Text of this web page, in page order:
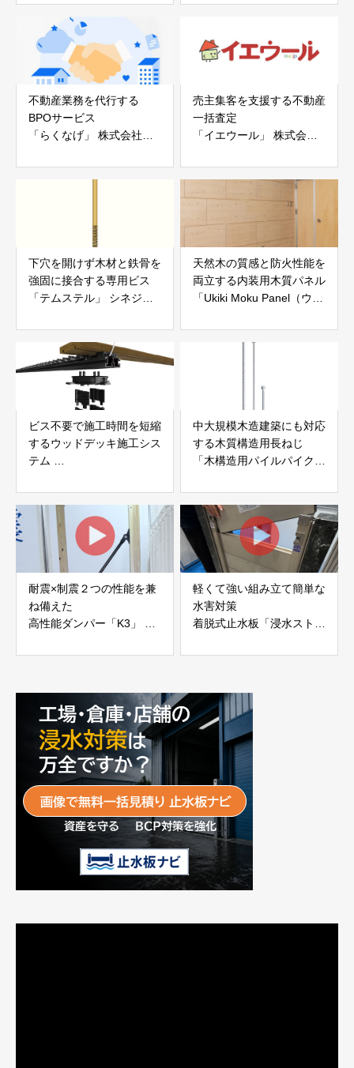
白山工業株式会社
不動産業務を代行する
BPOサービス
「らくなげ」 株式会社い
売主集客を支援する不動産
一括査定
「イエウール」 株式会社
下穴を開けず木材と鉄骨を
強固に接合する専用ビス
「テムステル」 シネジッ
天然木の質感と防火性能を
両立する内装用木質パネル
「Ukiki Moku Panel（ウキ
社サンパテック
ビス不要で施工時間を短縮
するウッドデッキ施工シス
テム
JAPAN
中大規模木造建築にも対応
する木質構造用長ねじ
「木構造用パイルパイクビ
耐震×制震２つの性能を兼
ね備えた
高性能ダンパー「K3」 富
軽くて強い組み立て簡単な
水害対策
着脱式止水板「浸水ストッ
富士工業株式会社